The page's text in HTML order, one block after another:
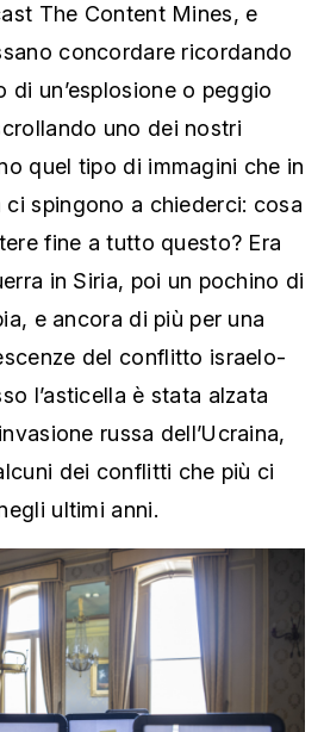
The Content Mines, e
concordare ricordando
un’esplosione o peggio
uno dei nostri
quel tipo di immagini che in
ci spingono a chiederci: cosa
fine a tutto questo? Era
in Siria, poi un pochino di
e ancora di più per una
del conflitto israelo-
l’asticella è stata alzata
russa dell’Ucraina,
dei conflitti che più ci
ultimi anni.